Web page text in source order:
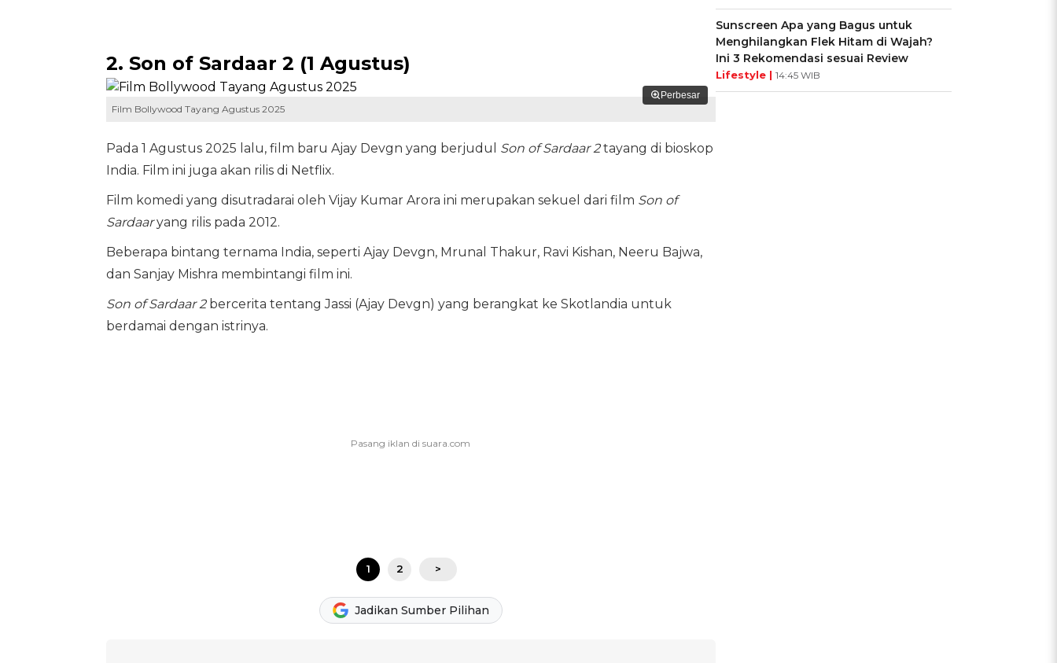
2. Son of Sardaar 2 (1 Agustus)
Perbesar
Film Bollywood Tayang Agustus 2025
Pada 1 Agustus 2025 lalu, film baru Ajay Devgn yang berjudul Son of Sardaar 2tayang di bioskop
India. Film ini juga akan rilis di Netflix.
Film komedi yang disutradarai oleh Vijay Kumar Arora ini merupakan sekuel dari film Son of
Sardaaryang rilis pada 2012.
Beberapa bintang ternama India, seperti Ajay Devgn, Mrunal Thakur, Ravi Kishan, Neeru Bajwa,
dan Sanjay Mishra membintangi film ini.
Son of Sardaar 2bercerita tentang Jassi (Ajay Devgn) yang berangkat ke Skotlandia untuk
berdamai dengan istrinya.
1 2 >
Jadikan Sumber Pilihan
Sunscreen Apa yang Bagus untuk
Menghilangkan Flek Hitam di Wajah?
Ini 3 Rekomendasi sesuai Review
Lifestyle | 14:45 WIB